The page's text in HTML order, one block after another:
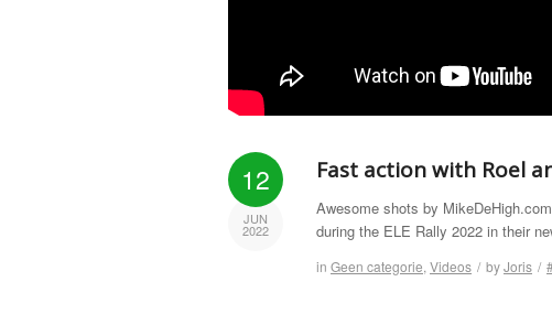
12
JUN
2022
Fast action with Roel
Awesome shots by
during the ELE Rally 2022 in their
in Geen categorie, Videos / byJoris /